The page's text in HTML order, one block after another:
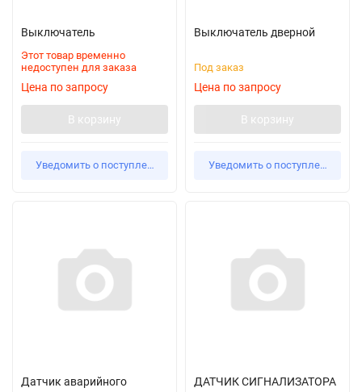
Выключатель
Этот товар временно
недоступен для заказа
Цена по запросу
В корзину
Уведомить о поступлении
Выключатель дверной
Под заказ
Цена по запросу
В корзину
Уведомить о поступлении
Датчик аварийного
ДАТЧИК СИГНАЛИЗАТОРА